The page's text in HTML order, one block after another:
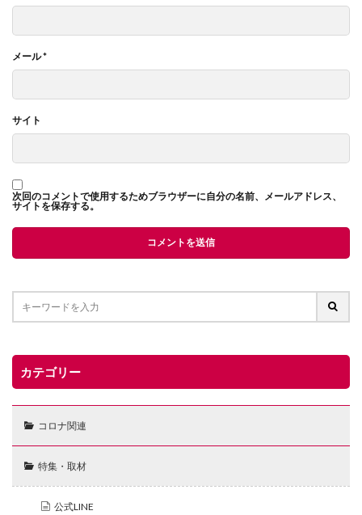
メール*
サイト
次回のコメントで使用するためブラウザーに自分の名前、メールアドレス、
サイトを保存する。
カテゴリー
コロナ関連
特集・取材
公式LINE